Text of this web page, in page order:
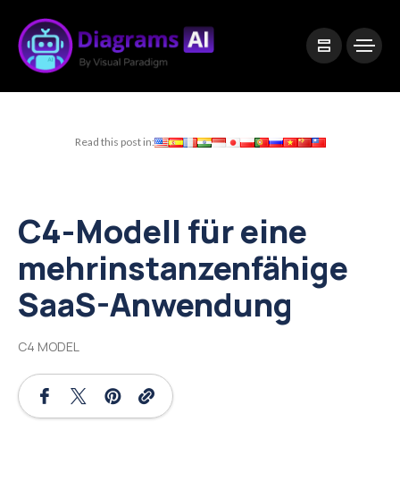
Read this post in:
C4-Modell für eine
mehrinstanzenfähige
SaaS-Anwendung
C4 MODEL